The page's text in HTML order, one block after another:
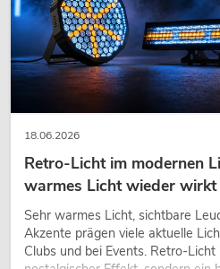
18.06.2026
Retro-Licht im modernen
warmes Licht wieder wirkt
Sehr warmes Licht, sichtbare
Akzente prägen viele aktuelle
Clubs und bei Events. Retro-